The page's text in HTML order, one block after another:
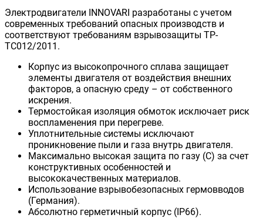
Электродвигатели INNOVARI разработаны с учетом
современных требований опасных производств и
соответствуют требованиям взрывозащиты ТР-
ТС012/2011.
Корпус из высокопрочного сплава защищает
элементы двигателя от воздействия внешних
факторов, а опасную среду – от собственного
искрения.
Термостойкая изоляция обмоток исключает риск
воспламенения при перегреве.
Уплотнительные системы исключают
проникновение пыли и газа внутрь двигателя.
Максимально высокая защита по газу (С) за счет
конструктивных особенностей и
высококачественных материалов.
Использование взрывобезопасных гермовводов
(Германия).
Абсолютно герметичный корпус (IP66).